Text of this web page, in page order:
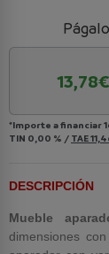
13,78
*Importe a financiar
TIN 0,00 % / TAE
DESCRIPCIÓN
Mueble
dimensiones